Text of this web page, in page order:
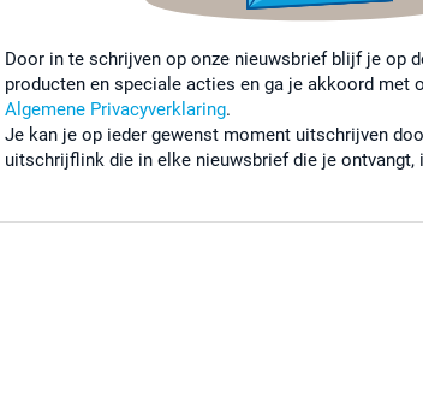
Door in te schrijven op onze nieuwsbrief blijf je op
producten en speciale acties en ga je akkoord met
Algemene Privacyverklaring.
Je kan je op ieder gewenst moment uitschrijven
uitschrijflink die in elke nieuwsbrief die je ontvangt,